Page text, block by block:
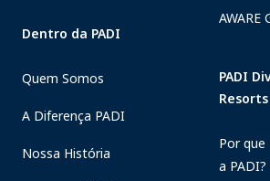
Dentro da PADI
Quem Somos
A Diferença PADI
Nossa História
AWARE
PADI
Resorts
Por que
a PADI?